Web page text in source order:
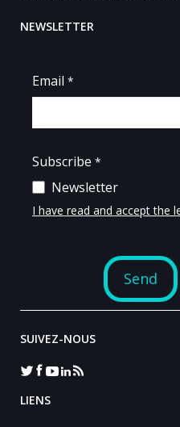
NEWSLETTER
SUIVEZ-NOUS
LIENS